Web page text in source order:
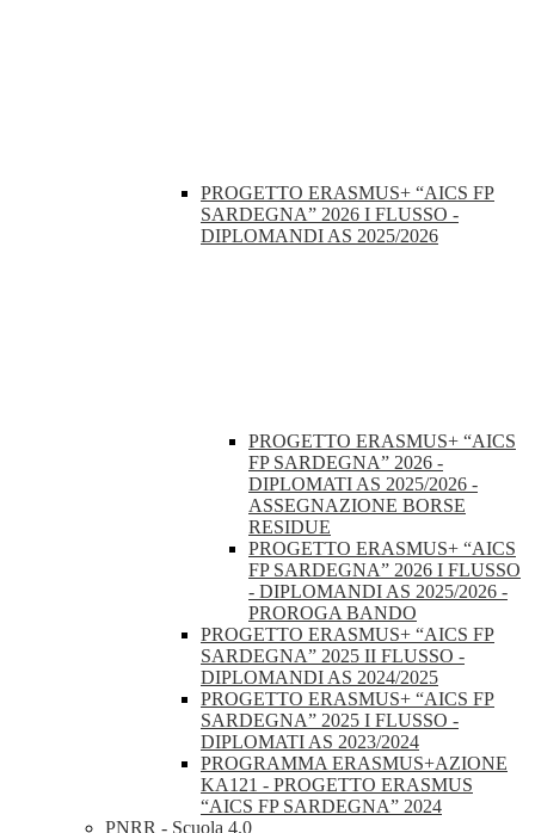
PROGETTO ERASMUS+ “AICS FP
SARDEGNA” 2026 I FLUSSO -
DIPLOMANDI AS 2025/2026
PROGETTO ERASMUS+ “AICS
FP SARDEGNA” 2026 -
DIPLOMATI AS 2025/2026 -
ASSEGNAZIONE BORSE
RESIDUE
PROGETTO ERASMUS+ “AICS
FP SARDEGNA” 2026 I FLUSSO
- DIPLOMANDI AS 2025/2026 -
PROROGA BANDO
PROGETTO ERASMUS+ “AICS FP
SARDEGNA” 2025 II FLUSSO -
DIPLOMANDI AS 2024/2025
PROGETTO ERASMUS+ “AICS FP
SARDEGNA” 2025 I FLUSSO -
DIPLOMATI AS 2023/2024
PROGRAMMA ERASMUS+AZIONE
KA121 - PROGETTO ERASMUS
“AICS FP SARDEGNA” 2024
PNRR - Scuola 4.0